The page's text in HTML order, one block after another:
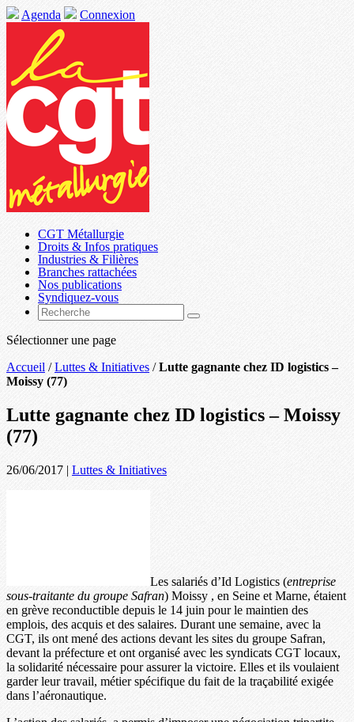
Agenda Connexion
CGT Métallurgie
Droits & Infos pratiques
Industries & Filières
Branches rattachées
Nos publications
Syndiquez-vous
Sélectionner une page
Accueil /Luttes & Initiatives /Lutte gagnante chez ID logistics –
Moissy (77)
Lutte gagnante chez ID logistics – Moissy
(77)
26/06/2017 | Luttes & Initiatives
Les salariés d’Id Logistics (entreprise
sous-traitante du groupe Safran) Moissy , en Seine et Marne, étaient
en grève reconductible depuis le 14 juin pour le maintien des
emplois, des acquis et des salaires. Durant une semaine, avec la
CGT, ils ont mené des actions devant les sites du groupe Safran,
devant la préfecture et ont organisé avec les syndicats CGT locaux,
la solidarité nécessaire pour assurer la victoire. Elles et ils voulaient
garder leur travail, métier spécifique du fait de la traçabilité exigée
dans l’aéronautique.